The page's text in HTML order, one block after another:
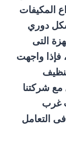
المكيفات
دوري
التى
فإذا واجهت
شركتنا
غرب
التعامل